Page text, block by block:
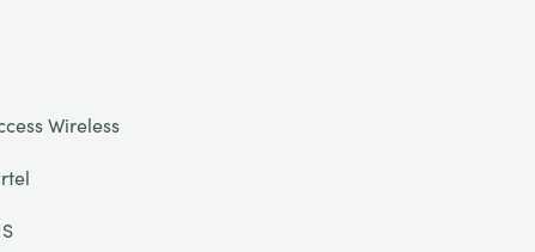
Wireless